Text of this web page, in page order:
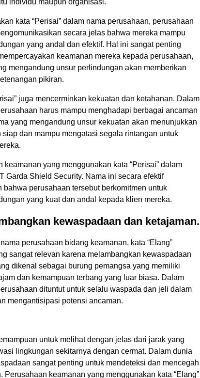
individu maupun organisasi.
kata “Perisai” dalam nama perusahaan, perusahaan
secara jelas bahwa mereka mampu
yang andal dan efektif. Hal ini sangat penting
keamanan mereka kepada perusahaan,
mengandung unsur perlindungan akan memberikan
pikiran.
juga mencerminkan kekuatan dan ketahanan. Dalam
harus mampu menghadapi berbagai ancaman
yang mengandung unsur kekuatan akan menunjukkan
siap dan mampu mengatasi segala rintangan untuk
keamanan yang menggunakan kata “Perisai” dalam
Garda Shield Security. Nama ini secara efektif
bahwa perusahaan tersebut berkomitmen untuk
yang kuat dan andal kepada klien mereka.
kewaspadaan dan ketajaman.
perusahaan bidang keamanan, kata “Elang”
sangat relevan karena melambangkan kewaspadaan
dikenal sebagai burung pemangsa yang memiliki
dan kemampuan terbang yang luar biasa. Dalam
dituntut untuk selalu waspada dan jeli dalam
mengantisipasi potensi ancaman.
untuk melihat dengan jelas dari jarak yang
lingkungan sekitarnya dengan cermat. Dalam dunia
sangat penting untuk mendeteksi dan mencegah
Perusahaan keamanan yang menggunakan kata “Elang”